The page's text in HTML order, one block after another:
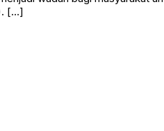
[…]